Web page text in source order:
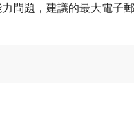
問題，建議的最大電子